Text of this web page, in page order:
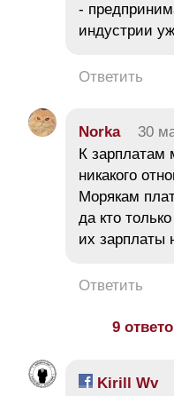
-
индустрии
Ответить
Norka 30
К зарплатам
никакого
Морякам
да кто
их зарплаты
Ответить
9
Kirill Wv